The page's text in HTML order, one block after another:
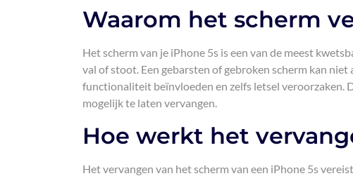
Waarom het scherm
Het scherm van je iPhone 5s is een van de meest
val of stoot. Een gebarsten of gebroken scherm kan
functionaliteit beïnvloeden en zelfs letsel veroorzaken.
mogelijk te laten vervangen.
Hoe werkt het
Het vervangen van het scherm van een iPhone 5s